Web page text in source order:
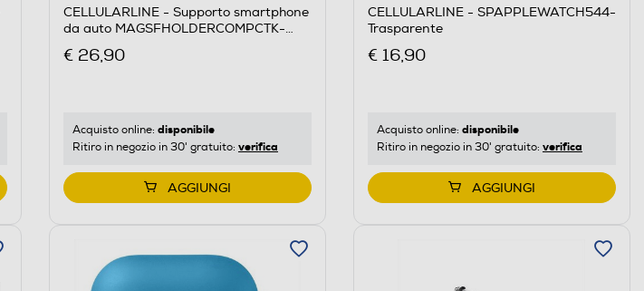
CELLULARLINE - Supporto smartphone
da auto MAGSFHOLDERCOMPCTK-
€ 26,90
Acquisto online: disponibile
Ritiro in negozio in 30' gratuito: verifica
AGGIUNGI
CELLULARLINE - SPAPPLEWATCH544-
Trasparente
€ 16,90
Acquisto online: disponibile
Ritiro in negozio in 30' gratuito: verifica
AGGIUNGI